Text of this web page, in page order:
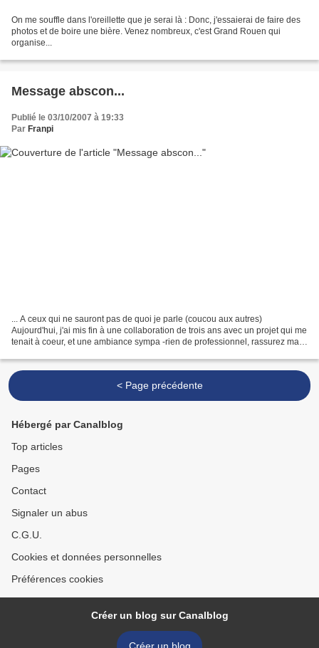
On me souffle dans l'oreillette que je serai là : Donc, j'essaierai de faire des
photos et de boire une bière. Venez nombreux, c'est Grand Rouen qui
organise...
Message abscon...
Publié le 03/10/2007 à 19:33
Par Franpi
... A ceux qui ne sauront pas de quoi je parle (coucou aux autres)
Aujourd'hui, j'ai mis fin à une collaboration de trois ans avec un projet qui me
tenait à coeur, et une ambiance sympa -rien de professionnel, rassurez ma
< Page précédente
Hébergé par Canalblog
Top articles
Pages
Contact
Signaler un abus
C.G.U.
Cookies et données personnelles
Préférences cookies
Créer un blog sur Canalblog